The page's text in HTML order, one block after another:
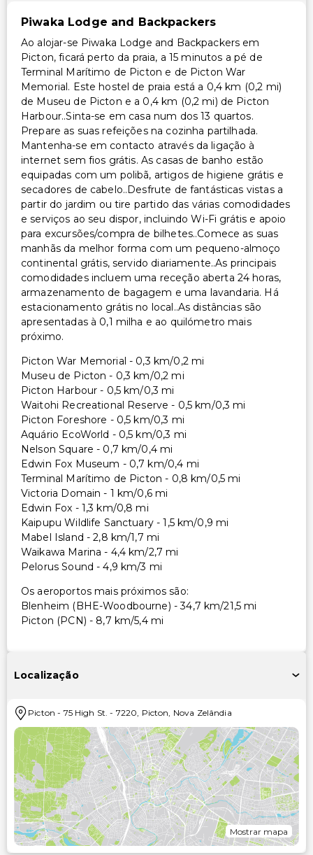
Recepção acessível para cadeira de rodas
Receção com concierge acessível para cadeira de
rodas
Caminho acessível para cadeira de rodas
Estacionamento acessível para cadeira de rodas
Outros serviços
Serviço de lavanderia
Piwaka Lodge and Backpackers
Ao alojar-se Piwaka Lodge and Backpackers em
Picton, ficará perto da praia, a 15 minutos a pé de
Terminal Marítimo de Picton e de Picton War
Memorial. Este hostel de praia está a 0,4 km (0,2 mi)
de Museu de Picton e a 0,4 km (0,2 mi) de Picton
Harbour..Sinta-se em casa num dos 13 quartos.
Prepare as suas refeições na cozinha partilhada.
Mantenha-se em contacto através da ligação à
internet sem fios grátis. As casas de banho estão
equipadas com um polibã, artigos de higiene grátis e
secadores de cabelo..Desfrute de fantásticas vistas a
partir do jardim ou tire partido das várias comodidades
e serviços ao seu dispor, incluindo Wi-Fi grátis e apoio
para excursões/compra de bilhetes..Comece as suas
manhãs da melhor forma com um pequeno-almoço
continental grátis, servido diariamente..As principais
comodidades incluem uma receção aberta 24 horas,
armazenamento de bagagem e uma lavandaria. Há
estacionamento grátis no local..As distâncias são
apresentadas à 0,1 milha e ao quilómetro mais
próximo.
Picton War Memorial - 0,3 km/0,2 mi
Museu de Picton - 0,3 km/0,2 mi
Picton Harbour - 0,5 km/0,3 mi
Waitohi Recreational Reserve - 0,5 km/0,3 mi
Picton Foreshore - 0,5 km/0,3 mi
Aquário EcoWorld - 0,5 km/0,3 mi
Nelson Square - 0,7 km/0,4 mi
Edwin Fox Museum - 0,7 km/0,4 mi
Terminal Marítimo de Picton - 0,8 km/0,5 mi
Victoria Domain - 1 km/0,6 mi
Edwin Fox - 1,3 km/0,8 mi
Kaipupu Wildlife Sanctuary - 1,5 km/0,9 mi
Mabel Island - 2,8 km/1,7 mi
Waikawa Marina - 4,4 km/2,7 mi
Pelorus Sound - 4,9 km/3 mi
Os aeroportos mais próximos são:
Blenheim (BHE-Woodbourne) - 34,7 km/21,5 mi
Picton (PCN) - 8,7 km/5,4 mi
Localização
Picton - 75 High St. - 7220 Picton Nova Zelândia
Mostrar mapa